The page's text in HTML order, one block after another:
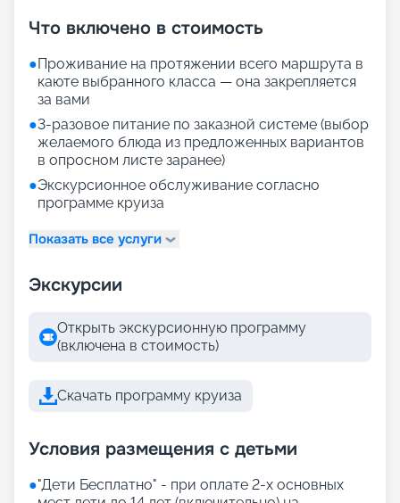
Что включено в стоимость
●Проживание на протяжении всего маршрута в
каюте выбранного класса — она закрепляется
за вами
●3-разовое питание по заказной системе (выбор
желаемого блюда из предложенных вариантов
в опросном листе заранее)
●Экскурсионное обслуживание согласно
программе круиза
Показать все услуги
Экскурсии
Открыть экскурсионную программу
(включена в стоимость)
Скачать программу круиза
Условия размещения с детьми
●"Дети Бесплатно" - при оплате 2-х основных